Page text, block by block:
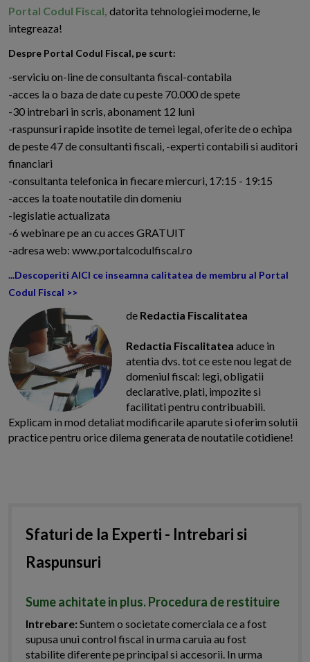
Portal Codul Fiscal, datorita tehnologiei moderne, le
integreaza!
Despre Portal Codul Fiscal, pe scurt:
-serviciu on-line de consultanta fiscal-contabila
-acces la o baza de date cu peste 70.000 de spete
-30 intrebari in scris, abonament 12 luni
-raspunsuri rapide insotite de temei legal, oferite de o echipa
de peste 47 de consultanti fiscali, -experti contabili si auditori
financiari
-consultanta telefonica in fiecare miercuri, 17:15 - 19:15
-acces la toate noutatile din domeniu
-legislatie actualizata
-6 webinare pe an cu acces GRATUIT
-adresa web: www.portalcodulfiscal.ro
...Descoperiti AICI ce inseamna calitatea de membru al Portal
Codul Fiscal >>
de Redactia Fiscalitatea
Redactia Fiscalitatea aduce in
atentia dvs. tot ce este nou legat de
domeniul fiscal: legi, obligatii
declarative, plati, impozite si
facilitati pentru contribuabili.
Explicam in mod detaliat modificarile aparute si oferim solutii
practice pentru orice dilema generata de noutatile cotidiene!
Sfaturi de la Experti - Intrebari si
Raspunsuri
Sume achitate in plus. Procedura de restituire
Intrebare:Suntem o societate comerciala ce a fost
supusa unui control fiscal in urma caruia au fost
stabilite diferente pe principal si accesorii. In urma